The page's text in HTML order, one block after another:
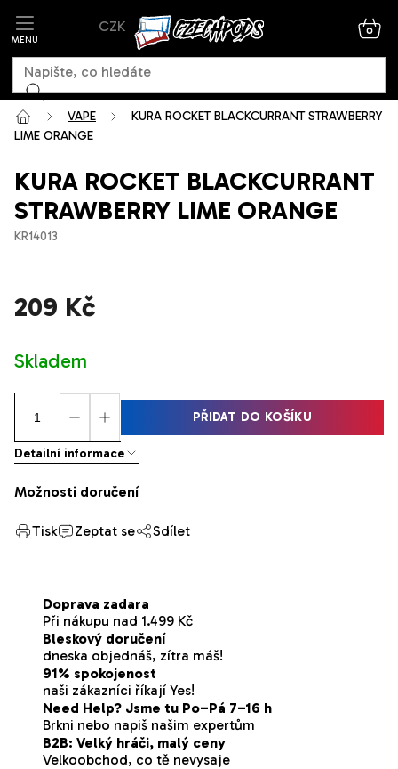
CZK
VAPE
KURA ROCKET BLACKCURRANT STRAWBERRY
LIME ORANGE
KURA ROCKET BLACKCURRANT
STRAWBERRY LIME ORANGE
KR14013
209 Kč
cena:
Skladem
Možnosti doručení
PŘIDAT DO KOŠÍKU
Detailní informace
Tisk Zeptat se Sdílet
Doprava zadara
Při nákupu nad 1.499 Kč
Bleskový doručení
dneska objednáš, zítra máš!
91% spokojenost
naši zákazníci říkají Yes!
Need Help? Jsme tu Po–Pá 7–16 h
Brkni nebo napiš našim expertům
B2B: Velký hráči, malý ceny
Velkoobchod, co tě nevysaje